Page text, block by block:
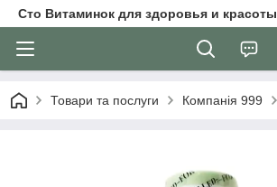
Сто Витаминок для здоровья и красоты
Товари та послуги Компанія 999